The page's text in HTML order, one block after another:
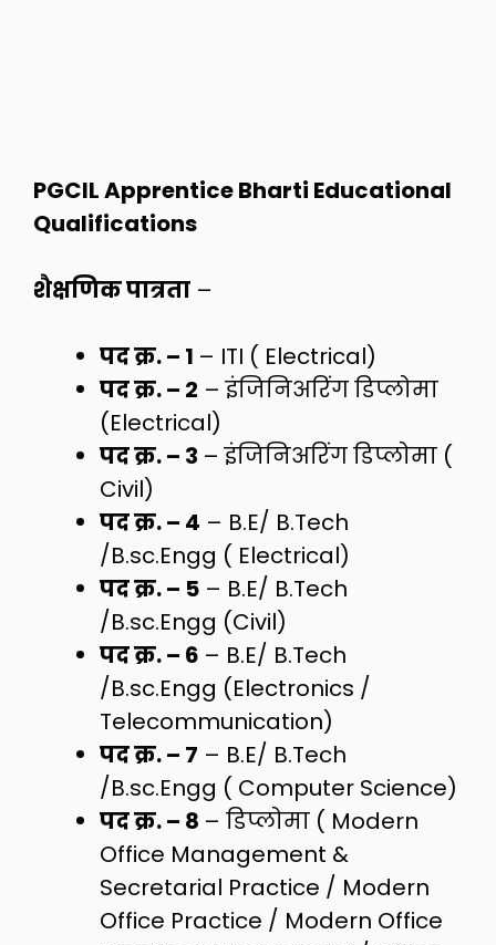
PGCIL Apprentice Bharti Educational
Qualifications
शैक्षणिक पात्रता –
पद क्र. – 1 – ITI ( Electrical)
पद क्र. – 2 – इंजिनिअरिंग डिप्लोमा
(Electrical)
पद क्र. – 3 – इंजिनिअरिंग डिप्लोमा (
Civil)
पद क्र. – 4 – B.E/ B.Tech
/B.sc.Engg ( Electrical)
पद क्र. – 5 – B.E/ B.Tech
/B.sc.Engg (Civil)
पद क्र. – 6 – B.E/ B.Tech
/B.sc.Engg (Electronics /
Telecommunication)
पद क्र. – 7 – B.E/ B.Tech
/B.sc.Engg ( Computer Science)
पद क्र. – 8 – डिप्लोमा ( Modern
Office Management &
Secretarial Practice / Modern
Office Practice / Modern Office